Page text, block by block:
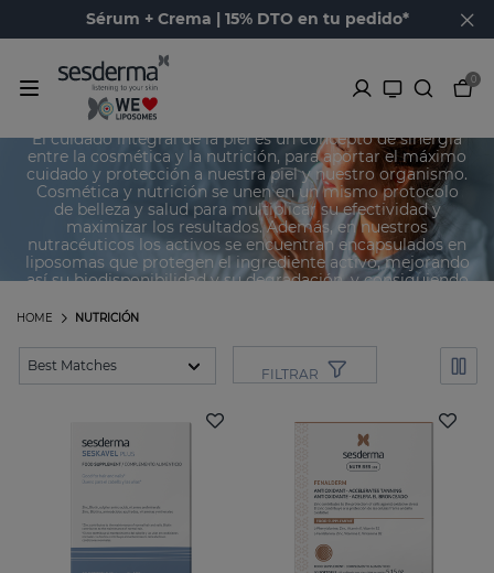
Sérum + Crema | 15% DTO en tu pedido*
0
Nutricosmética para la piel
El cuidado integral de la piel es un concepto de sinergia
entre la cosmética y la nutrición, para aportar el máximo
cuidado y protección a nuestra piel y nuestro organismo.
Cosmética y nutrición se unen en un mismo protocolo
de belleza y salud para multiplicar su efectividad y
maximizar los resultados. Además, en nuestros
nutracéuticos los activos se encuentran encapsulados en
liposomas que protegen el ingrediente activo, mejorando
así su biodisponibilidad y su degradación, y consiguiendo
NUTRICIÓN
HOME
FILTRAR